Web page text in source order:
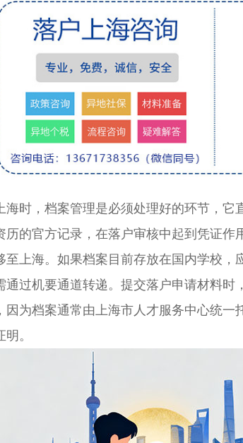
，档案管理是必须处理好的环节，它
历的官方记录，在落户审核中起到凭证作
海。如果档案目前存放在国内学校，
通过机要通道转递。提交落户申请材料
因为档案通常由上海市人才服务中心统
。